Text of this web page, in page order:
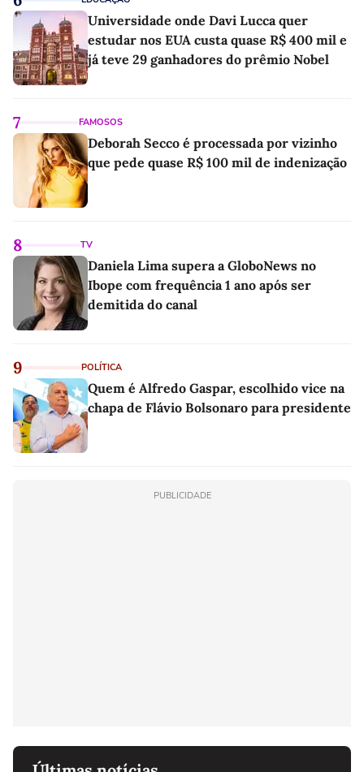
Universidade onde Davi Lucca quer
estudar nos EUA custa quase R$ 400 mil e
já teve 29 ganhadores do prêmio Nobel
7 FAMOSOS
Deborah Secco é processada por vizinho
que pede quase R$ 100 mil de indenização
8 TV
Daniela Lima supera a GloboNews no
Ibope com frequência 1 ano após ser
demitida do canal
9 POLÍTICA
Quem é Alfredo Gaspar, escolhido vice na
chapa de Flávio Bolsonaro para presidente
PUBLICIDADE